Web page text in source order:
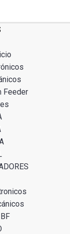
Feeder